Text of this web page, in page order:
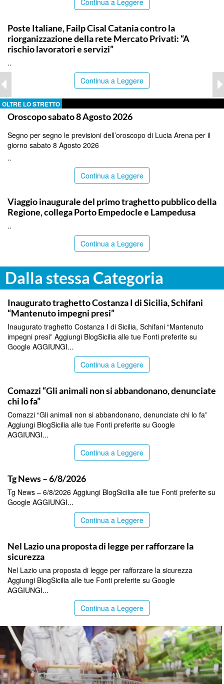
Continua a Leggere
Poste Italiane, Failp Cisal Catania contro la
riorganizzazione della rete Mercato Privati: “A
rischio lavoratori e servizi”
..
Continua a Leggere
OLTRE LO STRETTO
Oroscopo sabato 8 Agosto 2026
Segno per segno le previsioni dell’oroscopo di Lucia Arena per il
giorno sabato 8 Agosto 2026
..
Continua a Leggere
Viaggio inaugurale del primo traghetto pubblico della
Regione, collega Porto Empedocle e Lampedusa
..
Continua a Leggere
Dalla stessa Categoria
ITALPRESS
Inaugurato traghetto Costanza I di Sicilia, Schifani
“Mantenuto impegni presi”
Inaugurato traghetto Costanza I di Sicilia, Schifani “Mantenuto
impegni presi” Aggiungi BlogSicilia alle tue Fonti preferite su
Google AGGIUNGI...
Continua a Leggere
Comazzi “Gli animali non si abbandonano, denunciate
chi lo fa”
Comazzi “Gli animali non si abbandonano, denunciate chi lo fa”
Aggiungi BlogSicilia alle tue Fonti preferite su Google
AGGIUNGI...
Continua a Leggere
Tg News – 6/8/2026
Tg News – 6/8/2026 Aggiungi BlogSicilia alle tue Fonti preferite su
Google AGGIUNGI...
Continua a Leggere
Nel Lazio una proposta di legge per rafforzare la
sicurezza
Nel Lazio una proposta di legge per rafforzare la sicurezza
Aggiungi BlogSicilia alle tue Fonti preferite su Google
AGGIUNGI...
Continua a Leggere